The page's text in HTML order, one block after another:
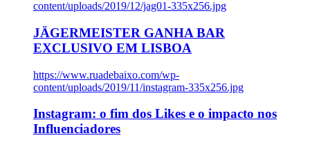
content/uploads/2019/12/jag01-335x256.jpg
JÄGERMEISTER GANHA BAR
EXCLUSIVO EM LISBOA
https://www.ruadebaixo.com/wp-
content/uploads/2019/11/instagram-335x256.jpg
Instagram: o fim dos Likes e o impacto nos
Influenciadores